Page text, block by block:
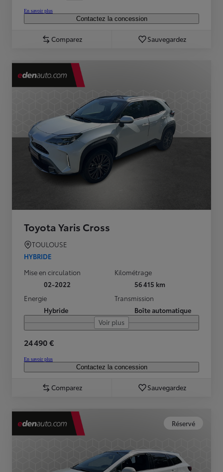
En savoir plus
Contactez la concession
Comparez Sauvegardez
Toyota Yaris Cross
TOULOUSE
HYBRIDE
Mise en circulation
02-2022
Kilométrage
56 415 km
Energie
Hybride
Transmission
Boîte automatique
Voir plus
24 490 €
En savoir plus
Contactez la concession
Comparez Sauvegardez
Réservé